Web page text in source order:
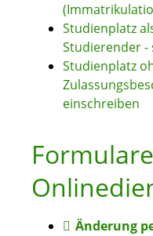
Studienplatz
Studierender -
Studienplatz
einschreiben
Änderung